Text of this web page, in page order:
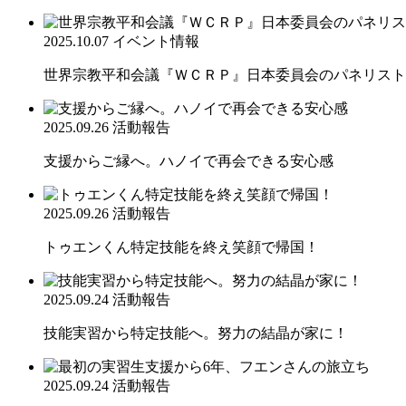
2025.10.07 イベント情報
世界宗教平和会議『ＷＣＲＰ』日本委員会のパネリス
2025.09.26 活動報告
支援からご縁へ。ハノイで再会できる安心感
2025.09.26 活動報告
トゥエンくん特定技能を終え笑顔で帰国！
2025.09.24 活動報告
技能実習から特定技能へ。努力の結晶が家に！
2025.09.24 活動報告